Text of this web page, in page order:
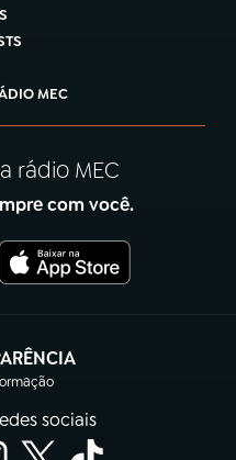
MEC
rádio MEC
com você.
em nova aba)
sociais